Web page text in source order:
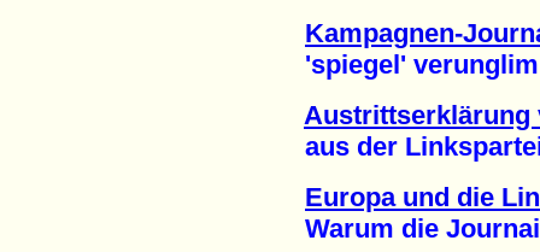
Kampagnen-
'spiegel'
Austrittserklärung
aus der Linkspartei
Europa und die
Warum die